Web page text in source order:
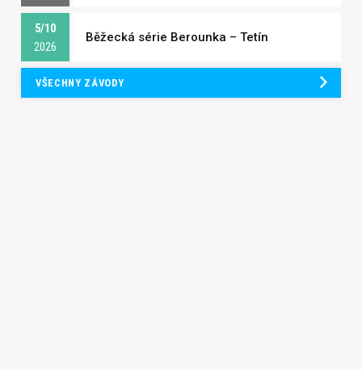
5/10
2026
Běžecká série Berounka – Tetín
VŠECHNY ZÁVODY